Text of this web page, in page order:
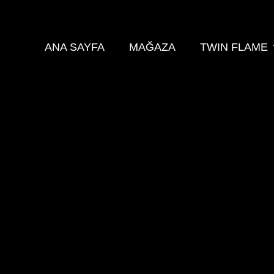
ANA SAYFA MAĞAZA TWIN FLAME